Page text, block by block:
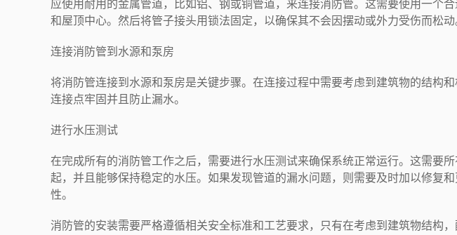
应使用耐用的金属管道，比如铝、钢或铜管道，来连接消防管。这需要使用一个
和屋顶中心。然后将管子接头用锁法固定，以确保其不会因摆动或外力受伤而松动
连接消防管到水源和泵房
将消防管连接到水源和泵房是关键步骤。在连接过程中需要考虑到建筑物的结构
连接点牢固并且防止漏水。
进行水压测试
在完成所有的消防管工作之后，需要进行水压测试来确保系统正常运行。这需要
起，并且能够保持稳定的水压。如果发现管道的漏水问题，则需要及时加以修复
性。
消防管的安装需要严格遵循相关安全标准和工艺要求，只有在考虑到建筑物结构